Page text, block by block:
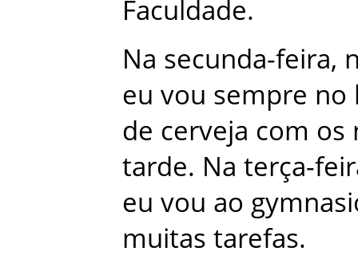
Faculdade.
Na secunda-feira,
eu vou sempre no
de cerveja com os
tarde. Na terça-
eu vou ao
muitas tarefas.